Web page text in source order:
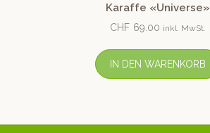
Karaffe «Universe»
CHF 69.00 inkl. MwSt.
IN DEN WARENKORB